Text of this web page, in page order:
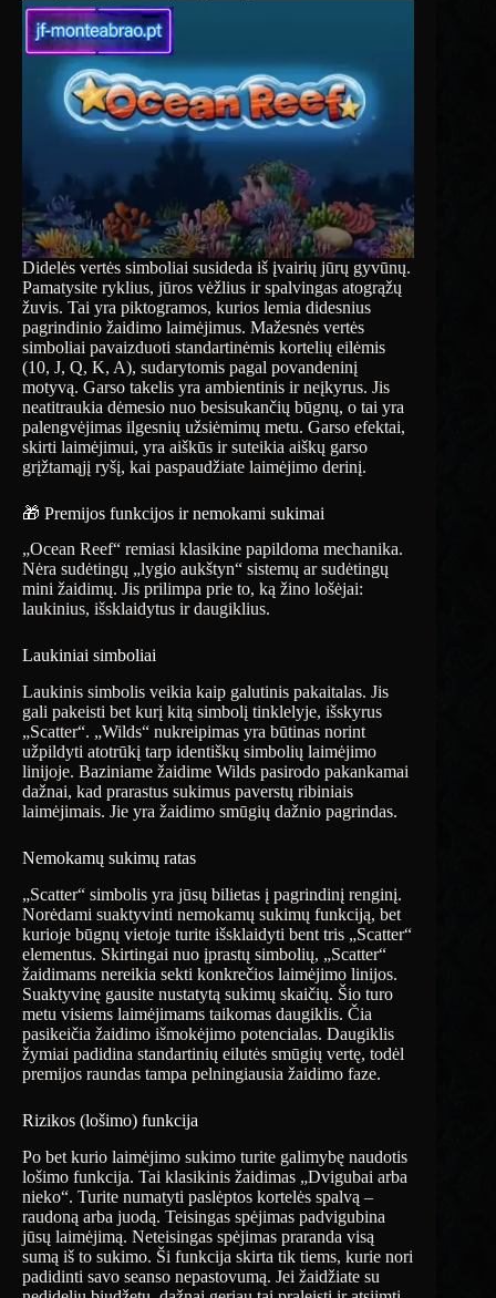
Didelės vertės simboliai susideda iš įvairių jūrų gyvūnų.
Pamatysite ryklius, jūros vėžlius ir spalvingas atogrąžų
žuvis. Tai yra piktogramos, kurios lemia didesnius
pagrindinio žaidimo laimėjimus. Mažesnės vertės
simboliai pavaizduoti standartinėmis kortelių eilėmis
(10, J, Q, K, A), sudarytomis pagal povandeninį
motyvą. Garso takelis yra ambientinis ir neįkyrus. Jis
neatitraukia dėmesio nuo besisukančių būgnų, o tai yra
palengvėjimas ilgesnių užsiėmimų metu. Garso efektai,
skirti laimėjimui, yra aiškūs ir suteikia aiškų garso
grįžtamąjį ryšį, kai paspaudžiate laimėjimo derinį.
🎁 Premijos funkcijos ir nemokami sukimai
„Ocean Reef“ remiasi klasikine papildoma mechanika.
Nėra sudėtingų „lygio aukštyn“ sistemų ar sudėtingų
mini žaidimų. Jis prilimpa prie to, ką žino lošėjai:
laukinius, išsklaidytus ir daugiklius.
Laukiniai simboliai
Laukinis simbolis veikia kaip galutinis pakaitalas. Jis
gali pakeisti bet kurį kitą simbolį tinklelyje, išskyrus
„Scatter“. „Wilds“ nukreipimas yra būtinas norint
užpildyti atotrūkį tarp identiškų simbolių laimėjimo
linijoje. Baziniame žaidime Wilds pasirodo pakankamai
dažnai, kad prarastus sukimus paverstų ribiniais
laimėjimais. Jie yra žaidimo smūgių dažnio pagrindas.
Nemokamų sukimų ratas
„Scatter“ simbolis yra jūsų bilietas į pagrindinį renginį.
Norėdami suaktyvinti nemokamų sukimų funkciją, bet
kurioje būgnų vietoje turite išsklaidyti bent tris „Scatter“
elementus. Skirtingai nuo įprastų simbolių, „Scatter“
žaidimams nereikia sekti konkrečios laimėjimo linijos.
Suaktyvinę gausite nustatytą sukimų skaičių. Šio turo
metu visiems laimėjimams taikomas daugiklis. Čia
pasikeičia žaidimo išmokėjimo potencialas. Daugiklis
žymiai padidina standartinių eilutės smūgių vertę, todėl
premijos raundas tampa pelningiausia žaidimo faze.
Rizikos (lošimo) funkcija
Po bet kurio laimėjimo sukimo turite galimybę naudotis
lošimo funkcija. Tai klasikinis žaidimas „Dvigubai arba
nieko“. Turite numatyti paslėptos kortelės spalvą –
raudoną arba juodą. Teisingas spėjimas padvigubina
jūsų laimėjimą. Neteisingas spėjimas praranda visą
sumą iš to sukimo. Ši funkcija skirta tik tiems, kurie nori
padidinti savo seanso nepastovumą. Jei žaidžiate su